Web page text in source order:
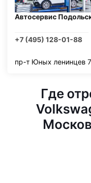
Автосервис
+7 (495) 128-01-88
пр-т Юных ленинцев
Где